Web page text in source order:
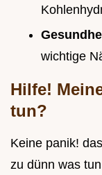
wichtige
Hilfe!
tun?
Keine panik!
zu dünn was